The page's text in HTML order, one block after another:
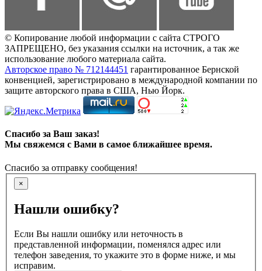
© Копирование любой информации с сайта СТРОГО
ЗАПРЕЩЕНО, без указания ссылки на источник, а так же
использование любого материала сайта.
Авторское право № 712144451 гарантированное Бернской
конвенцией, зарегистрировано в международной компании по
защите авторского права в США, Нью Йорк.
Спасибо за Ваш заказ!
Мы свяжемся с Вами в самое ближайшее время.
Спасибо за отправку сообщения!
×
Нашли ошибку?
Если Вы нашли ошибку или неточность в
представленной информации, поменялся адрес или
телефон заведения, то укажите это в форме ниже, и мы
исправим.